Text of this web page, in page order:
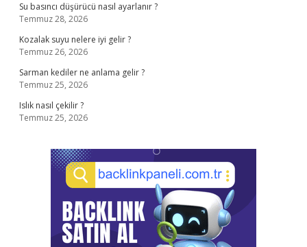
Su basıncı düşürücü nasıl ayarlanır ?
Temmuz 28, 2026
Kozalak suyu nelere iyi gelir ?
Temmuz 26, 2026
Sarman kediler ne anlama gelir ?
Temmuz 25, 2026
Islık nasıl çekilir ?
Temmuz 25, 2026